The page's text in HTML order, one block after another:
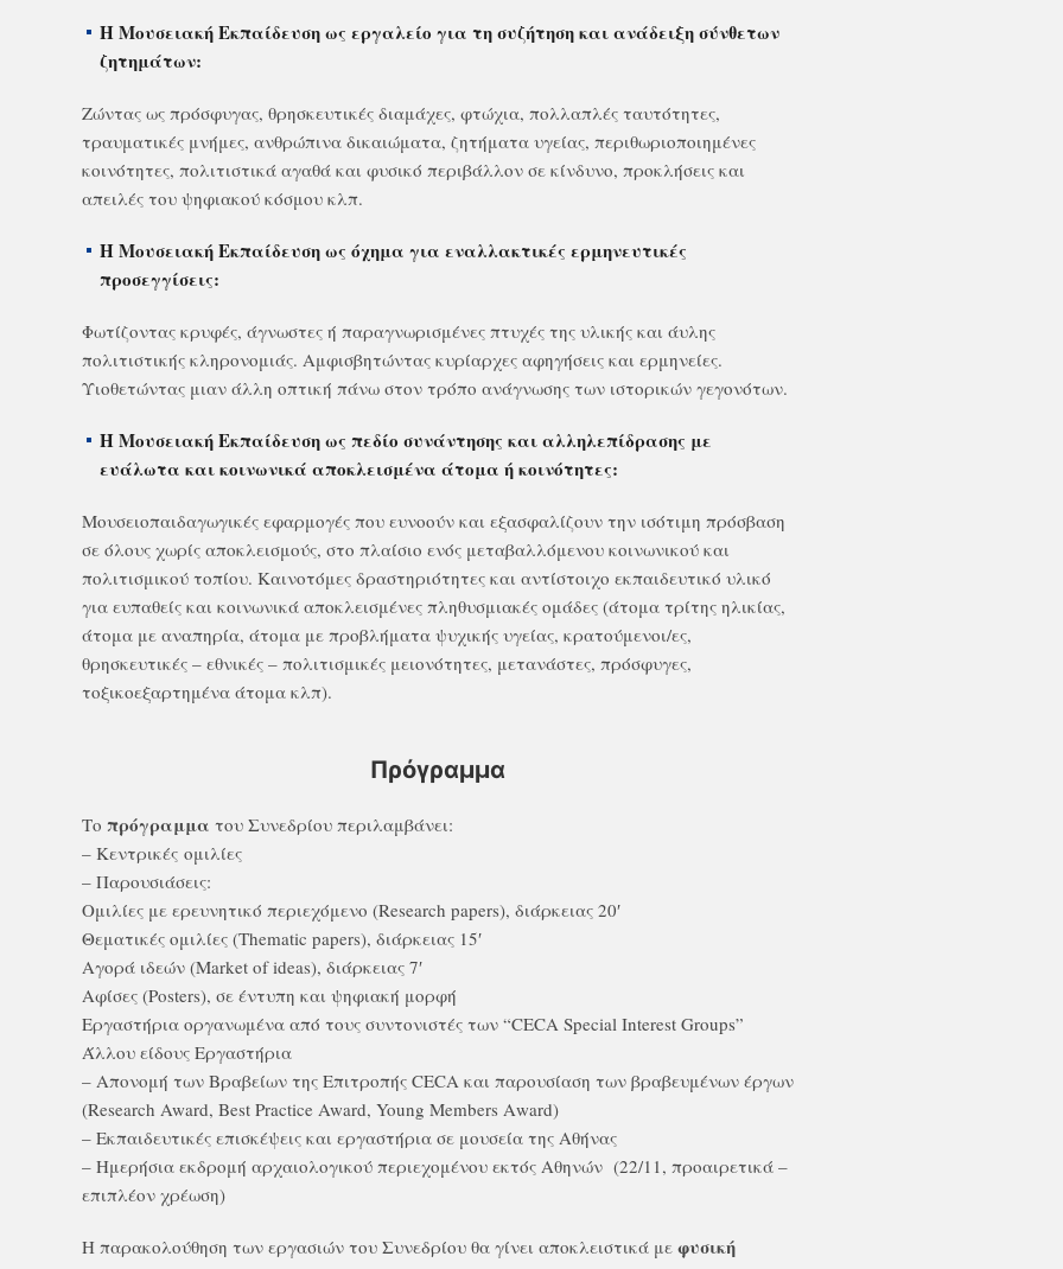
Η Μουσειακή Εκπαίδευση ως εργαλείο για τη συζήτηση και ανάδειξη σύνθετων
ζητημάτων:
Ζώντας ως πρόσφυγας, θρησκευτικές διαμάχες, φτώχια, πολλαπλές ταυτότητες,
τραυματικές μνήμες, ανθρώπινα δικαιώματα, ζητήματα υγείας, περιθωριοποιημένες
κοινότητες, πολιτιστικά αγαθά και φυσικό περιβάλλον σε κίνδυνο, προκλήσεις και
απειλές του ψηφιακού κόσμου κλπ.
Η Μουσειακή Εκπαίδευση ως όχημα για εναλλακτικές ερμηνευτικές
προσεγγίσεις:
Φωτίζοντας κρυφές, άγνωστες ή παραγνωρισμένες πτυχές της υλικής και άυλης
πολιτιστικής κληρονομιάς. Αμφισβητώντας κυρίαρχες αφηγήσεις και ερμηνείες.
Υιοθετώντας μιαν άλλη οπτική πάνω στον τρόπο ανάγνωσης των ιστορικών γεγονότων.
Η Μουσειακή Εκπαίδευση ως πεδίο συνάντησης και αλληλεπίδρασης με
ευάλωτα και κοινωνικά αποκλεισμένα άτομα ή κοινότητες:
Μουσειοπαιδαγωγικές εφαρμογές που ευνοούν και εξασφαλίζουν την ισότιμη πρόσβαση
σε όλους χωρίς αποκλεισμούς, στο πλαίσιο ενός μεταβαλλόμενου κοινωνικού και
πολιτισμικού τοπίου. Καινοτόμες δραστηριότητες και αντίστοιχο εκπαιδευτικό υλικό
για ευπαθείς και κοινωνικά αποκλεισμένες πληθυσμιακές ομάδες (άτομα τρίτης ηλικίας,
άτομα με αναπηρία, άτομα με προβλήματα ψυχικής υγείας, κρατούμενοι/ες,
θρησκευτικές – εθνικές – πολιτισμικές μειονότητες, μετανάστες, πρόσφυγες,
τοξικοεξαρτημένα άτομα κλπ).
Πρόγραμμα
Το πρόγραμμα του Συνεδρίου περιλαμβάνει:
– Κεντρικές ομιλίες
– Παρουσιάσεις:
Ομιλίες με ερευνητικό περιεχόμενο (Research papers), διάρκειας 20′
Θεματικές ομιλίες (Thematic papers), διάρκειας 15′
Αγορά ιδεών (Market of ideas), διάρκειας 7′
Αφίσες (Posters), σε έντυπη και ψηφιακή μορφή
Εργαστήρια οργανωμένα από τους συντονιστές των “CECA Special Interest Groups”
Άλλου είδους Εργαστήρια
– Απονομή των Βραβείων της Επιτροπής CECA και παρουσίαση των βραβευμένων έργων
(Research Award, Best Practice Award, Young Members Αward)
– Εκπαιδευτικές επισκέψεις και εργαστήρια σε μουσεία της Αθήνας
– Ημερήσια εκδρομή αρχαιολογικού περιεχομένου εκτός Αθηνών (22/11, προαιρετικά –
επιπλέον χρέωση)
Η παρακολούθηση των εργασιών του Συνεδρίου θα γίνει αποκλειστικά με φυσική